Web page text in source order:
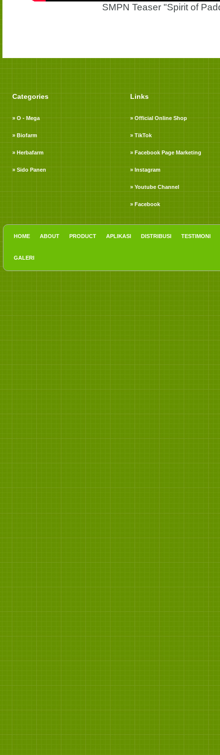
SMPN Teaser "Spirit of
Categories
» O - Mega
» Biofarm
» Herbafarm
» Sido Panen
Links
» Official Online Shop
» TikTok
» Facebook Page Marketing
» Instagram
» Youtube Channel
» Facebook
HOME ABOUT PRODUCT APLIKASI DISTRIBUSI TESTIMONI
GALERI